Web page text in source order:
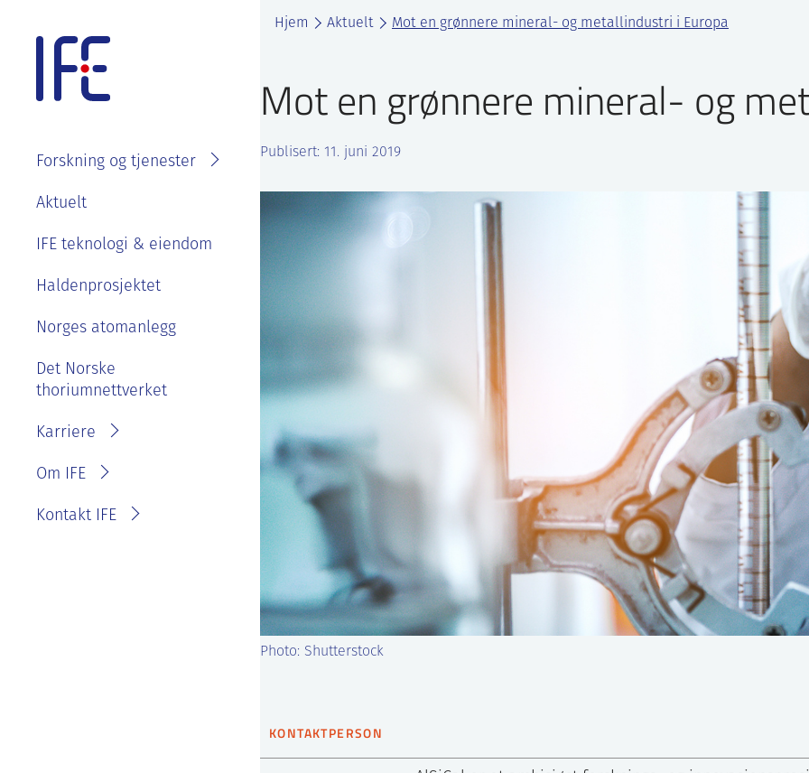
Forskning og tjenester
Prosjekter
Laboratorier
Tjenester
Aktuelt
IFE teknologi & eiendom
Haldenprosjektet
Norges atomanlegg
Det Norske
thoriumnettverket
Karriere
Se ledige stillinger
velferdsordninger
Sommerjobb eller
masteroppgave på
Om IFE
Om IFE
rapporter
Bærekraft og etikk
IFE sin historie
Personvernerklæring for
Kontakt IFE
Kontakt IFE
Våre ansatte
Fakturainformasjon
Varsling eller melde
Hjem Aktuelt Mot en grønnere mineral- og metallindustri i Europa
Mot en grønnere mineral- og
Publisert: 11. juni 2019
Photo: Shutterstock
KONTAKTPERSON